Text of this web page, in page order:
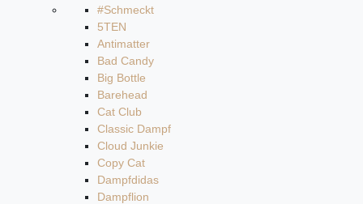
#Schmeckt
5TEN
Antimatter
Bad Candy
Big Bottle
Barehead
Cat Club
Classic Dampf
Cloud Junkie
Copy Cat
Dampfdidas
Dampflion